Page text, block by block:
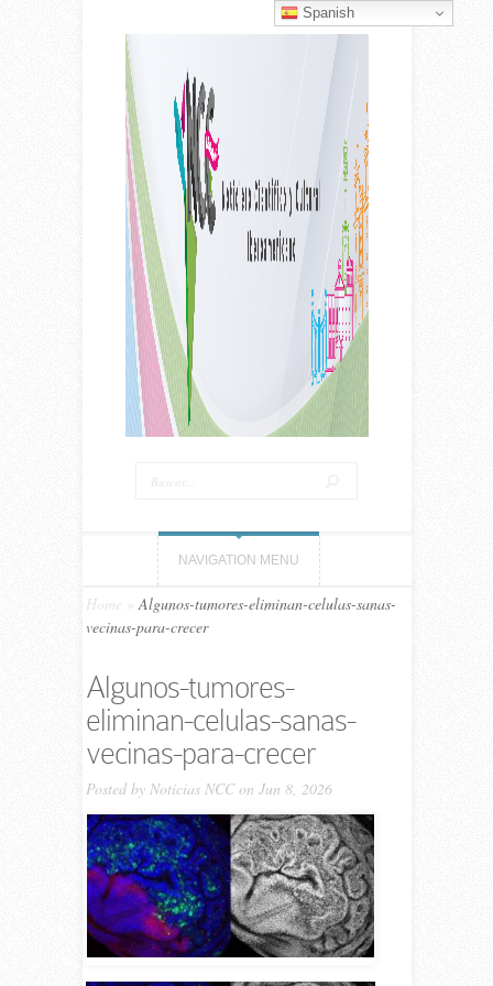
NAVIGATION MENU
Home
Algunos-tumores-eliminan-celulas-sanas-
vecinas-para-crecer
Algunos-tumores-
eliminan-celulas-sanas-
vecinas-para-crecer
Posted by Noticias NCCon Jun 8, 2026
Spanish